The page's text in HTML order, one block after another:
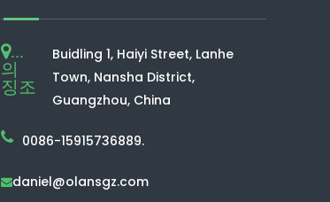
...
의
징조
Buidling 1, Haiyi Street, Lanhe
Town, Nansha District,
Guangzhou, China
0086-15915736889.
daniel@olansgz.com